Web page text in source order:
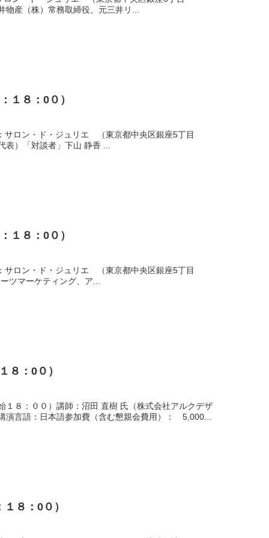
産（株）常務取締役、元三井リ...
１８：0０）
ロン・ド・ジュリエ （東京都中央区銀座5丁目
）「対談者」下山 静香 ...
１８：0０）
ロン・ド・ジュリエ （東京都中央区銀座5丁目
ツマーケティング、ア...
８：0０）
８：００）講師：沼田 直樹 氏（株式会社アルクデザ
演言語：日本語参加費（含む懇親会費用）： 5,000...
８：0０）